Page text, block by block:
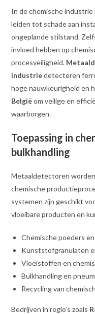
In de chemische
leiden tot schade aan
ongeplande stilstand.
invloed hebben op
procesveiligheid.
industriedetecteren
hoge nauwkeurigheid en
Belgiëom veilige en
waarborgen.
Toepassing in
bulkhandling
Metaaldetectoren
chemische
systemen zijn geschikt
vloeibare producten en
Chemische poeders
Kunststofgranulaten
Vloeistoffen en
Bulkhandling en
Recycling van
Bedrijven in regio’s zoals